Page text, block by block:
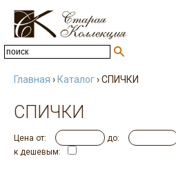
Главная › Каталог› СПИЧКИ
СПИЧКИ
Цена от: до:
к дешевым: